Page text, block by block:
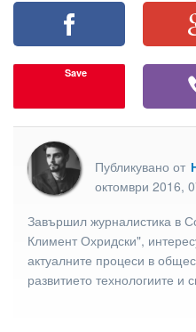
Save
Публикувано от
октомври 2016,
Завършил журналистика в
Климент Охридски",
актуалните процеси в
развитието технологиите и